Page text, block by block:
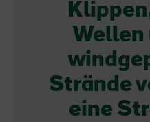
Wellen
Strände
eine